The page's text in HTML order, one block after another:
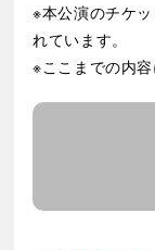
※公演中止の
替はいたしか
い。
※当日本人確
※ご購入枚数
をお断りさ
※本公演のチケ
れています。
※ここまでの内